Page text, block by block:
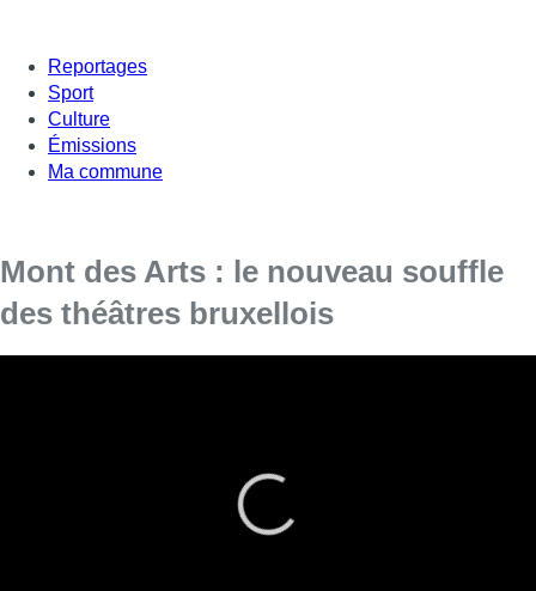
Reportages
Sport
Culture
Émissions
Ma commune
Mont des Arts : le nouveau souffle
des théâtres bruxellois
À l’occasion de la rentrée des scènes de la capitale, David
Courier évoque le nouveau souffle qui envahit les théâtres